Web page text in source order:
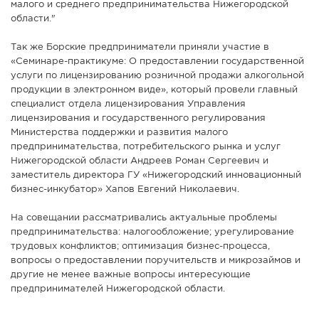
малого и среднего предпринимательства Нижегородской
области."
Так же Борские предприниматели приняли участие в
«Семинаре-практикуме: О предоставлении государственной
услуги по лицензированию розничной продажи алкогольной
продукции в электронном виде», который провели главный
специалист отдела лицензирования Управления
лицензирования и государственного регулирования
Министерства поддержки и развития малого
предпринимательства, потребительского рынка и услуг
Нижегородской области Андреев Роман Сергеевич и
заместитель директора ГУ «Нижегородский инновационный
бизнес-инкубатор» Хапов Евгений Николаевич.
На совещании рассматривались актуальные проблемы
предпринимательства: налогообложение; урегулирование
трудовых конфликтов; оптимизация бизнес-процесса,
вопросы о предоставлении поручительств и микрозаймов и
другие не менее важные вопросы интересующие
предпринимателей Нижегородской области.